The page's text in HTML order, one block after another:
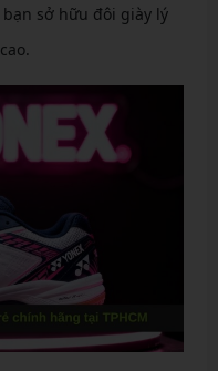
sở hữu đôi giày lý